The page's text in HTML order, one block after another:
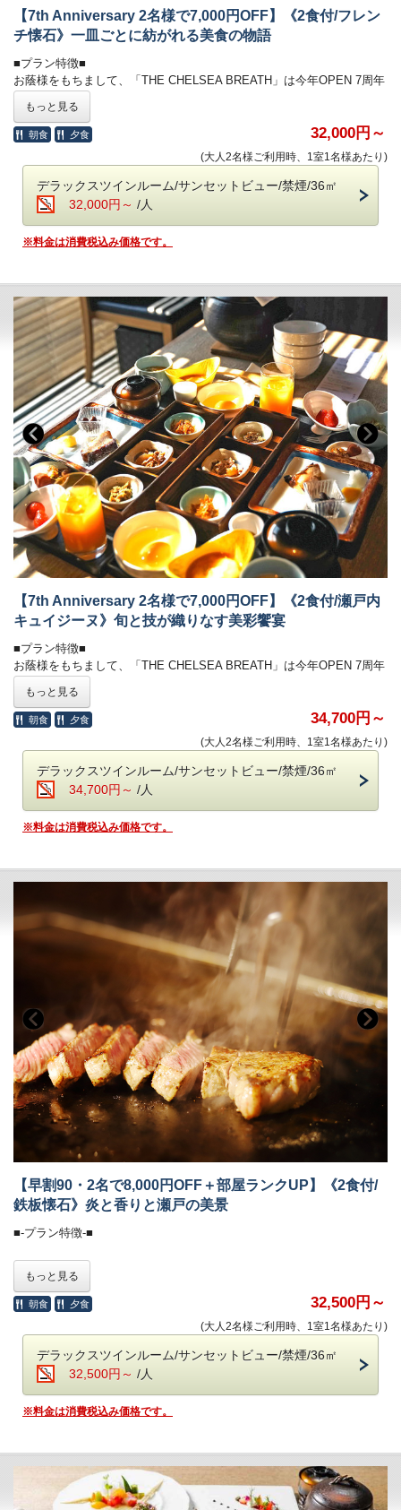
契約農家や牧場から毎朝届く新鮮食材を使い、
一品一品丁寧に仕上げた、心と体にやさしい朝食です。
・会場 レストラン「ザ・マイルストーン」
・時間 7：00～10：00
■オールインクルーシブで愉しむ癒しの空間■
全館モダンデザインで統一された館内は、
大人の休日を過ごす 「大人の贅沢旅」にぴったり。
ホテル内のドリンクやおつまみなどは、ご宿泊料金に含まれます。
＜高濃度ラジウム温泉＞（6:00～10:00／15:30～24:00）
・「万病の湯」と称される名湯と、
讃岐平野を望む絶景の半露天風呂が魅力。
＜ラウンジ＞（7:00～12:00／15:00～24:00）
・メインラウンジ（スカイガーデン併設）：おつまみとドリンク
・スポットラウンジ：讃岐うどんのお夜食（21:00～23:30）
・ロビー＆カフェラウンジ（1F）：コーヒー、紅茶などのお飲み物
＜ザ・ミュージックルーム＞（7:00～12:00／15:00～24:00）
・ハンギングソファーで音楽を堪能
＜ライブラリー＞（7:00～12:00／15:00～24:00）
・お気に入りの一冊を
■ご予約にあたって■
・12歳以下のお子様はご遠慮いただいております。
・8名様以上のご宿泊は事前にご相談ください。
・バリアフリー、ポーターサービスは未対応です。
【7th Anniversary 2名様で7,000円OFF】《2食付/フレン
チ懐石》一皿ごとに紡がれる美食の物語
■プラン特徴■
お蔭様をもちまして、「THE CHELSEA BREATH」は今年OPEN 7周年
2名様で7,000円OFFになる特別ご優待プランをご用意いたしました。
さらに、ご来館時にストップウォッチチャレンジに挑戦して、7秒台で
止めることができたら、オリジナルマグカップをプレゼントいたしま
表示金額は割引されたプラン料金です。
■《夕食》洋と和が響きあうフレンチ懐石■
湯気立つオープンキッチンから漂う香ばしさに、
誘われて、始まるのは五感で味わう、和とフレンチの美食饗宴。
物語を語るように一皿ずつ届けられる、華やかな演出。
目にも舌にも嬉しい“美味しい時間”を、心ゆくまでご堪能ください。
・お食事中のドリンクフリー
・会場 レストラン「ザ・マイルストーン」
・時間 17：30、18：00、18：30、19：00、19：30
（完全予約制。予約時にご指定ください）
ご希望のお時間が満席の際は、時間変更をお願いする場合がございま
す。
■朝のごちそう《和食御膳》■
炊きたて土鍋ご飯のふわりと広がる甘い香り、
みずみずしい朝採れ野菜、濃厚な牧場直送の牛乳
契約農家や牧場から毎朝届く新鮮食材を使い、
一品一品丁寧に仕上げた、心と体にやさしい朝食です。
・会場 レストラン「ザ・マイルストーン」
・時間 7：00～10：00
■オールインクルーシブで愉しむ癒しの空間■
全館モダンデザインで統一された館内は、
大人の休日を過ごす 「大人の贅沢旅」にぴったり。
ホテル内のドリンクやおつまみなどは、ご宿泊料金に含まれます。
＜高濃度ラジウム温泉＞（6:00～10:00／15:30～24:00）
・「万病の湯」と称される名湯と、
讃岐平野を望む絶景の半露天風呂が魅力。
・湯上がりラウンジ：生ビール＆ドリンク、アイスクリーム
・メインラウンジ（スカイガーデン併設）：おつまみとドリンク
・スポットラウンジ：讃岐うどんのお夜食（21:00～23:30）
・ロビー＆カフェラウンジ（1F）：コーヒー、紅茶などのお飲み物
＜ザ・ミュージックルーム＞（7:00～12:00／15:00～24:00）
・ハンギングソファーで音楽を堪能
＜ライブラリー＞（7:00～12:00／15:00～24:00）
■ご予約にあたって■
・12歳以下のお子様はご遠慮いただいております。
・8名様以上のご宿泊は事前にご相談ください。
・バリアフリー、ポーターサービスは未対応です。
もっと見る
朝食 夕食 32,000円～
(大人2名様ご利用時、1室1名様あたり)
デラックスツインルーム/サンセットビュー/禁煙/36㎡
32,000円～ /人
※料金は消費税込み価格です。
【7th Anniversary 2名様で7,000円OFF】《2食付/瀬戸内
キュイジーヌ》旬と技が織りなす美彩饗宴
■プラン特徴■
お蔭様をもちまして、「THE CHELSEA BREATH」は今年OPEN 7周年
2名様で7,000円OFFになる特別ご優待プランをご用意いたしました。
止めることができたら、オリジナルマグカップをプレゼントいたしま
表示金額は割引されたプラン料金です。
■《夕食》瀬戸の恵みを雅に味わえる瀬戸内キュイジーヌ■
和の品格とフレンチの美学が調和する、
フレンチ懐石に、さらに趣向を凝らした数皿を重ねて。
食の芸術として昇華された、至高の“フレンチキュイジーヌ”
特別な夜にふさわしい、一段上の美食体験をお届けします。
・お食事中のドリンクフリー
・会場 レストラン「ザ・マイルストーン」
・時間 17：30、18：00、18：30、19：00、19：30
（完全予約制。予約時にご指定ください）
ご希望のお時間が満席の際は、時間変更をお願いする場合がございま
す。
■朝のごちそう《和食御膳》■
炊きたて土鍋ご飯のふわりと広がる甘い香り、
みずみずしい朝採れ野菜、濃厚な牧場直送の牛乳
契約農家や牧場から毎朝届く新鮮食材を使い、
一品一品丁寧に仕上げた、心と体にやさしい朝食です。
・会場 レストラン「ザ・マイルストーン」
・時間 7：00～10：00
全館モダンデザインで統一された館内は、
大人の休日を過ごす 「大人の贅沢旅」にぴったり。
ホテル内のドリンクやおつまみなどは、ご宿泊料金に含まれます。
＜高濃度ラジウム温泉＞（6:00～10:00／15:30～24:00）
・「万病の湯」と称される名湯と、
讃岐平野を望む絶景の半露天風呂が魅力。
・湯上がりラウンジ：生ビール＆ドリンク、アイスクリーム
・メインラウンジ（スカイガーデン併設）：おつまみとドリンク
・スポットラウンジ：讃岐うどんのお夜食（21:00～23:30）
・ロビー＆カフェラウンジ（1F）：コーヒー、紅茶などのお飲み物
もっと見る
朝食 夕食 34,700円～
(大人2名様ご利用時、1室1名様あたり)
デラックスツインルーム/サンセットビュー/禁煙/36㎡
34,700円～ /人
※料金は消費税込み価格です。
【早割90・2名で8,000円OFF＋部屋ランクUP】《2食付/
鉄板懐石》炎と香りと瀬戸の美景
■-プラン特徴-■
さらに、お二人なら8,000円OFFになるお得なプランです。
※表示されている料金は、すでにワンランク下の
お部屋の料金設定になっておりますので、
お客様のお好みでご希望のお部屋をご選択ください。
■-《夕食》讃岐平野を一望する特等席で味わう鉄板懐石-■
四国の“恵みの海”が育んだ旬の魚介、
専属農家から毎朝届くみずみずしい野菜、
目の前で焼き上がる香ばしい音と、
立ちのぼる香りに、心躍らせながら、
夕景に染まる絶景を眺めるひとときは、
まさに至福の体験です。
もっと見る
朝食 夕食 32,500円～
(大人2名様ご利用時、1室1名様あたり)
デラックスツインルーム/サンセットビュー/禁煙/36㎡
32,500円～ /人
※料金は消費税込み価格です。